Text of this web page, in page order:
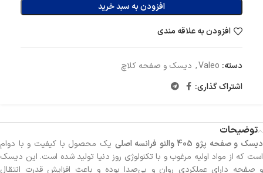
افزودن به سبد خرید
افزودن به علاقه مندی
دسته: Valeo
, دیسک و صفحه کلاچ
اشتراک گذاری:
توضیحات
دیسک و صفحه پژو 405 والئو فرانسه اصلی
یک محصول با کیفیت و با دوام
است که از مواد اولیه مرغوب و با تکنولوژی روز دنیا تولید شده است. این دیسک
و صفحه دارای عملکردی روان و بی‌صدا بوده و باعث افزایش قدرت انتقال